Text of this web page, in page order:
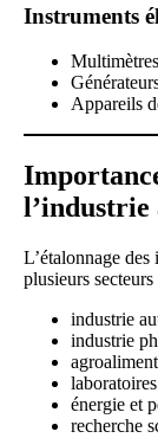
Instruments
Multimètres
Appareils
L’étalonnage des
plusieurs secteurs
industrie
industrie
énergie et
recherche